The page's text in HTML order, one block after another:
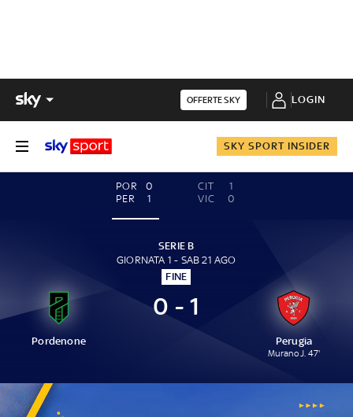
OFFERTE SKY LOGIN
SKY SPORT INSIDER
POR
0
PER
1
CIT
1
VIC
0
SERIE B
GIORNATA 1 - SAB 21 AGO
FINE
Pordenone
0 - 1
Perugia
Murano J. 47'